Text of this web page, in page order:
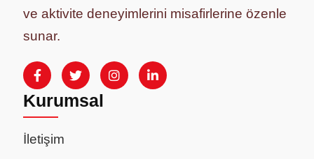
ve aktivite deneyimlerini misafirlerine özenle
sunar.
Kurumsal
İletişim